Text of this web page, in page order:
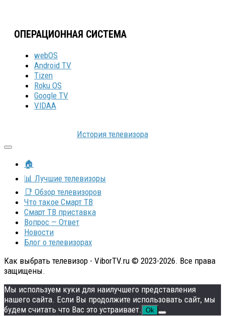
ОПЕРАЦИОННАЯ СИСТЕМА
webOS
Android TV
Tizen
Roku OS
Google TV
VIDAA
История телевизора
🏠
📊 Лучшие телевизоры
📑 Обзор телевизоров
Что такое Смарт ТВ
Смарт ТВ приставка
Вопрос — Ответ
Новости
Блог о телевизорах
Как выбрать телевизор - ViborTV.ru © 2023-2026. Все права
защищены.
Мы используем куки для наилучшего представления
нашего сайта. Если Вы продолжите использовать сайт, мы
будем считать что Вас это устраивает.
Ok